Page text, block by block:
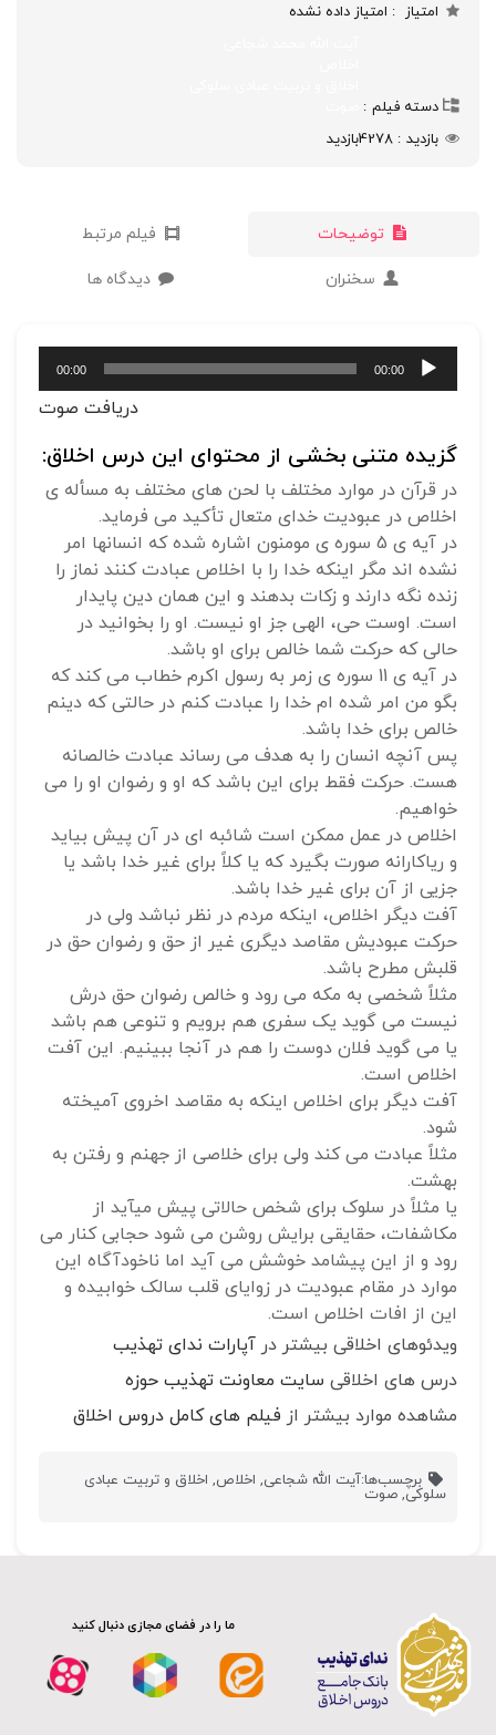
امتیاز
امتیاز داده نشده
دسته فیلم
بازدید
4278بازدید
توضیحات فیلم مرتبط
سخنران دیدگاه ها
پخش‌کننده
صوت
00:00
00:00
دریافت صوت
گزیده متنی بخشی از محتوای این درس اخلاق:
در قرآن در موارد مختلف با لحن های مختلف به مسأله ی
اخلاص در عبودیت خدای متعال تأکید می فرماید.
در آیه ی 5 سوره ی مومنون اشاره شده که انسانها امر
نشده اند مگر اینکه خدا را با اخلاص عبادت کنند نماز را
زنده نگه دارند و زکات بدهند و این همان دین پایدار
است. اوست حی، الهی جز او نیست. او را بخوانید در
حالی که حرکت شما خالص برای او باشد.
در آیه ی 11 سوره ی زمر به رسول اکرم خطاب می کند که
بگو من امر شده ام خدا را عبادت کنم در حالتی که دینم
خالص برای خدا باشد.
پس آنچه انسان را به هدف می رساند عبادت خالصانه
هست. حرکت فقط برای این باشد که او و رضوان او را می
خواهیم.
اخلاص در عمل ممکن است شائبه ای در آن پیش بیاید
و ریاکارانه صورت بگیرد که یا کلاً برای غیر خدا باشد یا
جزیی از آن برای غیر خدا باشد.
آفت دیگر اخلاص، اینکه مردم در نظر نباشد ولی در
حرکت عبودیش مقاصد دیگری غیر از حق و رضوان حق در
قلبش مطرح باشد.
مثلاً شخصی به مکه می رود و خالص رضوان حق درش
نیست می گوید یک سفری هم برویم و تنوعی هم باشد
یا می گوید فلان دوست را هم در آنجا ببینیم. این آفت
اخلاص است.
آفت دیگر برای اخلاص اینکه به مقاصد اخروی آمیخته
شود.
مثلاً عبادت می کند ولی برای خلاصی از جهنم و رفتن به
بهشت.
یا مثلاً در سلوک برای شخص حالاتی پیش میآید از
مکاشفات، حقایقی برایش روشن می شود حجابی کنار می
رود و از این پیشامد خوشش می آید اما ناخودآگاه این
موارد در مقام عبودیت در زوایای قلب سالک خوابیده و
این از افات اخلاص است.
ویدئوهای اخلاقی بیشتر در آپارات ندای تهذیب
درس های اخلاقی سایت معاونت تهذیب حوزه
مشاهده موارد بیشتر از فیلم های کامل دروس اخلاق
برچسب‌ها:آیت الله شجاعی, اخلاص, اخلاق و تربیت عبادی
سلوکی, صوت
ما را در فضای مجازی دنبال کنید